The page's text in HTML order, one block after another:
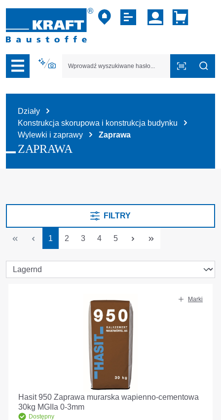
do nawigacji na platformie B2B
Działy
Konstrukcja skorupowa i konstrukcja budynku
Wylewki i zaprawy
Zaprawa
ZAPRAWA
FILTRY
Strona
1 Strona
2 Strona
3 Strona
4 Strona
5
Marki
Hasit 950 Zaprawa murarska wapienno-cementowa
30kg MGIIa 0-3mm
Dostępny